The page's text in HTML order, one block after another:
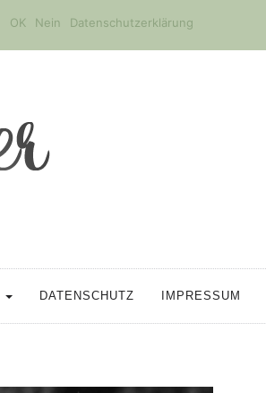
DATENSCHUTZ IMPRESSUM
OK Nein Datenschutzerklärung